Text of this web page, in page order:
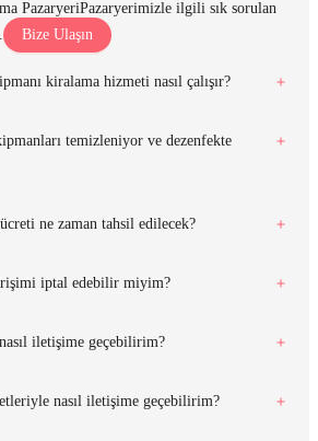
PazaryeriPazaryerimizle ilgili sık sorulan
Bize Ulaşın
kiralama hizmeti nasıl çalışır?
temizleniyor ve dezenfekte
ne zaman tahsil edilecek?
iptal edebilir miyim?
iletişime geçebilirim?
nasıl iletişime geçebilirim?